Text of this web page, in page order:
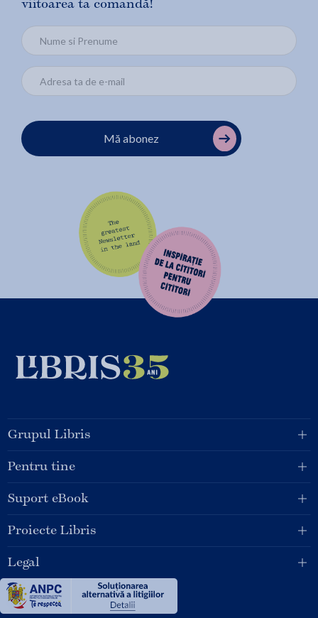
viitoarea ta comandă!
Mă abonez
Grupul Libris
Pentru tine
Suport eBook
Proiecte Libris
Legal